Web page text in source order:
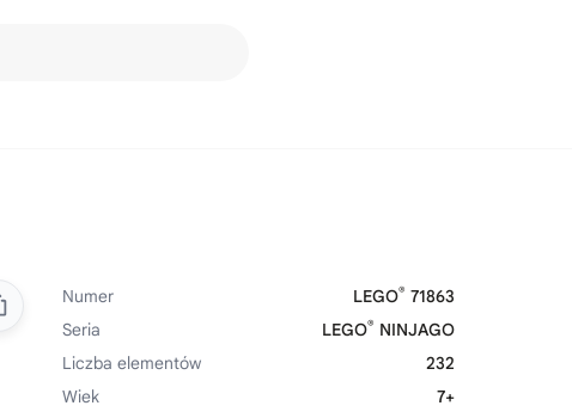
Numer LEGO® 71863
Seria
LEGO® NINJAGO
Liczba elementów
232
Wiek
7+